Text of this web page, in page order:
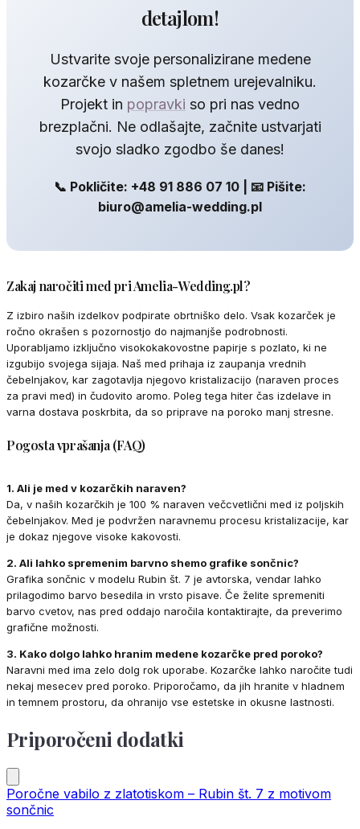
detajlom!
Ustvarite svoje personalizirane medene
kozarčke v našem spletnem urejevalniku.
Projekt in popravki so pri nas vedno
brezplačni. Ne odlašajte, začnite ustvarjati
svojo sladko zgodbo še danes!
📞 Pokličite: +48 91 886 07 10 | 📧 Pišite:
biuro@amelia-wedding.pl
Zakaj naročiti med pri Amelia-Wedding.pl?
Z izbiro naših izdelkov podpirate obrtniško delo. Vsak kozarček je
ročno okrašen s pozornostjo do najmanjše podrobnosti.
Uporabljamo izključno visokokakovostne papirje s pozlato, ki ne
izgubijo svojega sijaja. Naš med prihaja iz zaupanja vrednih
čebelnjakov, kar zagotavlja njegovo kristalizacijo (naraven proces
za pravi med) in čudovito aromo. Poleg tega hiter čas izdelave in
varna dostava poskrbita, da so priprave na poroko manj stresne.
Pogosta vprašanja (FAQ)
1. Ali je med v kozarčkih naraven?
Da, v naših kozarčkih je 100 % naraven večcvetlični med iz poljskih
čebelnjakov. Med je podvržen naravnemu procesu kristalizacije, kar
je dokaz njegove visoke kakovosti.
2. Ali lahko spremenim barvno shemo grafike sončnic?
Grafika sončnic v modelu Rubin št. 7 je avtorska, vendar lahko
prilagodimo barvo besedila in vrsto pisave. Če želite spremeniti
barvo cvetov, nas pred oddajo naročila kontaktirajte, da preverimo
grafične možnosti.
3. Kako dolgo lahko hranim medene kozarčke pred poroko?
Naravni med ima zelo dolg rok uporabe. Kozarčke lahko naročite tudi
nekaj mesecev pred poroko. Priporočamo, da jih hranite v hladnem
in temnem prostoru, da ohranijo vse estetske in okusne lastnosti.
Priporočeni dodatki
Poročne vabilo z zlatotiskom – Rubin št. 7 z motivom
sončnic